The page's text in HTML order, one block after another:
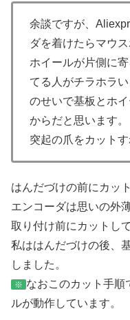
余談ですが、
ダを着けたらマウ
ホイールが片側に
てる人がチラホラ
のせいで基板とホ
からだと思います。
突起の爪をカット
はんだづけの前にカッ
エンコーダは思いの外
取り付け前にカットし
私ははんだづけの後、
しました。
※ なおこのカット手順
ルが動作しています。